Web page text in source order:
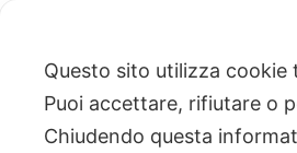
LE GUIDE
Questo sito utilizza cookie
Puoi accettare, rifiutare o
Chiudendo questa